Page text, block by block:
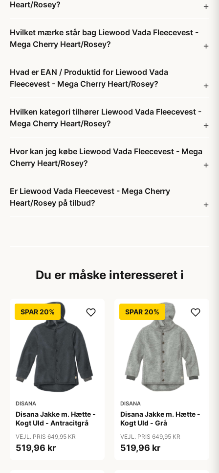
Heart/Rosey?
Hvilket mærke står bag Liewood Vada Fleecevest -
Mega Cherry Heart/Rosey?
Hvad er EAN / Produktid for Liewood Vada
Fleecevest - Mega Cherry Heart/Rosey?
Hvilken kategori tilhører Liewood Vada Fleecevest -
Mega Cherry Heart/Rosey?
Hvor kan jeg købe Liewood Vada Fleecevest - Mega
Cherry Heart/Rosey?
Er Liewood Vada Fleecevest - Mega Cherry
Heart/Rosey på tilbud?
Du er måske interesseret i
SPAR 20%
DISANA
Disana Jakke m. Hætte -
Kogt Uld - Antracitgrå
VEJL. PRIS 649,95 KR
519,96 kr
SPAR 20%
DISANA
Disana Jakke m. Hætte -
Kogt Uld - Grå
VEJL. PRIS 649,95 KR
519,96 kr